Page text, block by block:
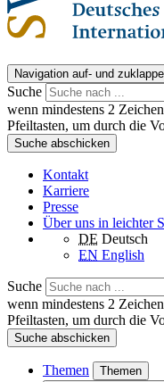
Navigation auf- und
Suche
wenn mindestens 2
Pfeiltasten, um durch die
Suche abschicken
Kontakt
Karriere
Presse
Über uns in leichter
DE Deutsch
EN English
Suche
wenn mindestens 2
Pfeiltasten, um durch die
Suche abschicken
Themen
Themen